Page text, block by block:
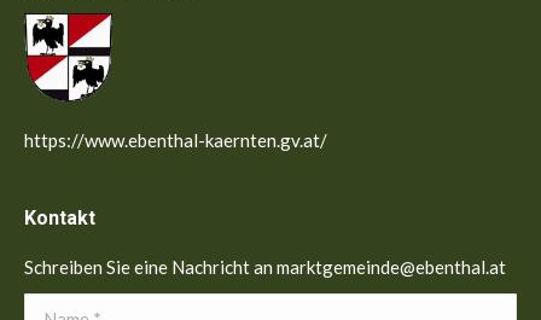
https://www.ebenthal-kaernten.gv.at/
Kontakt
Schreiben Sie eine Nachricht an marktgemeinde@ebenthal.at
Name *